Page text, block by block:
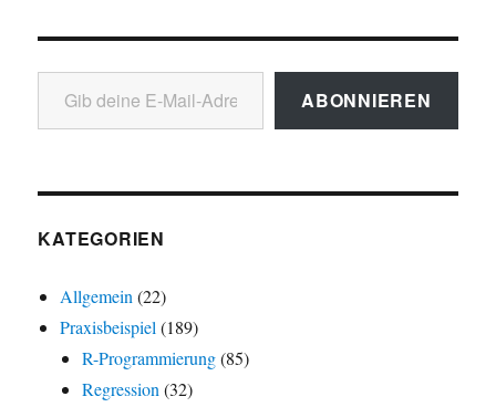
Gib deine E-Mail-Adresse ein ...
ABONNIEREN
KATEGORIEN
Allgemein (22)
Praxisbeispiel (189)
R-Programmierung(85)
Regression (32)